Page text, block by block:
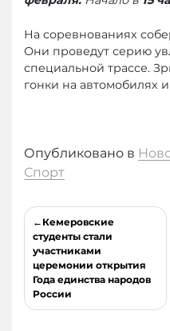
На соревнованиях
Они проведут серию
специальной трассе.
гонки на автомобилях и
Опубликовано в
Спорт
Навигация
по
записям
Кемеровские
студенты стали
участниками
церемонии открытия
Года единства народов
России